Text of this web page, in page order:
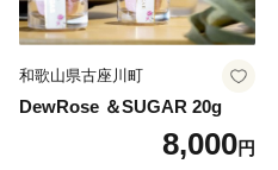
和歌山県古座川町
DewRose ＆SUGAR 20g
8,000円